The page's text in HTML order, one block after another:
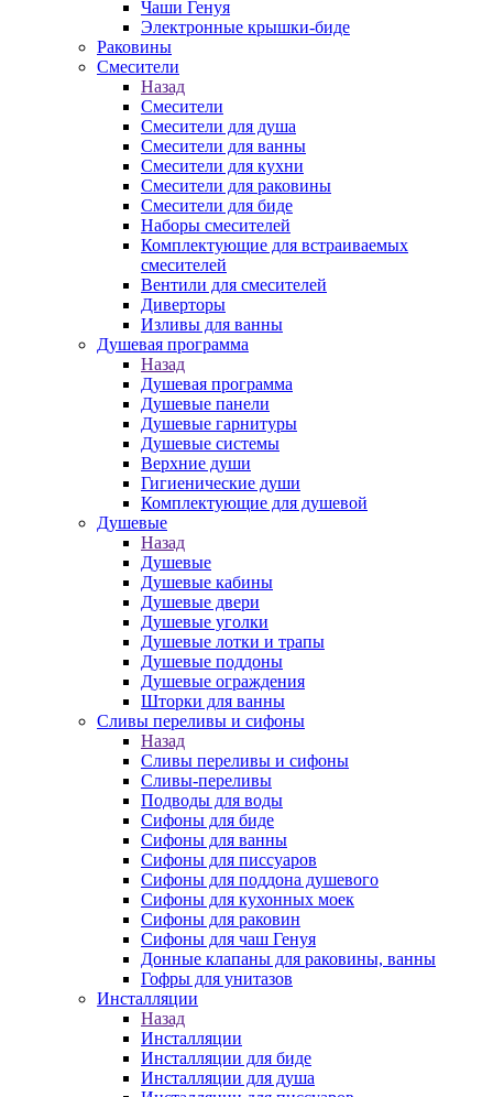
Чаши Генуя
Электронные крышки-биде
Раковины
Смесители
Назад
Смесители
Смесители для душа
Смесители для ванны
Смесители для кухни
Смесители для раковины
Смесители для биде
Наборы смесителей
Комплектующие для встраиваемых
смесителей
Вентили для смесителей
Диверторы
Изливы для ванны
Душевая программа
Назад
Душевая программа
Душевые панели
Душевые гарнитуры
Душевые системы
Верхние души
Гигиенические души
Комплектующие для душевой
Душевые
Назад
Душевые
Душевые кабины
Душевые двери
Душевые уголки
Душевые лотки и трапы
Душевые поддоны
Душевые ограждения
Шторки для ванны
Сливы переливы и сифоны
Назад
Сливы переливы и сифоны
Сливы-переливы
Подводы для воды
Сифоны для биде
Сифоны для ванны
Сифоны для писсуаров
Сифоны для поддона душевого
Сифоны для кухонных моек
Сифоны для раковин
Сифоны для чаш Генуя
Донные клапаны для раковины, ванны
Гофры для унитазов
Инсталляции
Назад
Инсталляции
Инсталляции для биде
Инсталляции для душа